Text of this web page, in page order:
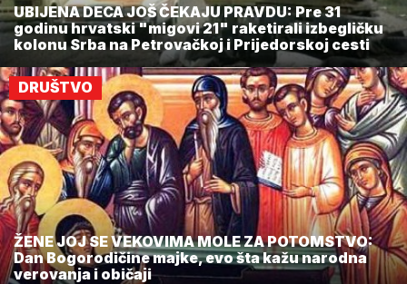
UBIJENA DECA JOŠ ČEKAJU PRAVDU: Pre 31
godinu hrvatski "migovi 21" raketirali izbegličku
kolonu Srba na Petrovačkoj i Prijedorskoj cesti
DRUŠTVO
ŽENE JOJ SE VEKOVIMA MOLE ZA POTOMSTVO:
Dan Bogorodičine majke, evo šta kažu narodna
verovanja i običaji